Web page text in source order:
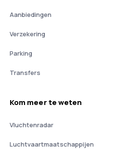
Aanbiedingen
Verzekering
Parking
Transfers
Kom meer te weten
Vluchtenradar
Luchtvaartmaatschappijen